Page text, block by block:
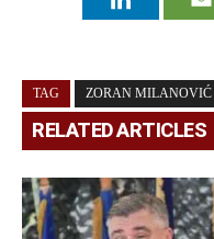
TAG ZORAN MILANOVIĆ
RELATED ARTICLES